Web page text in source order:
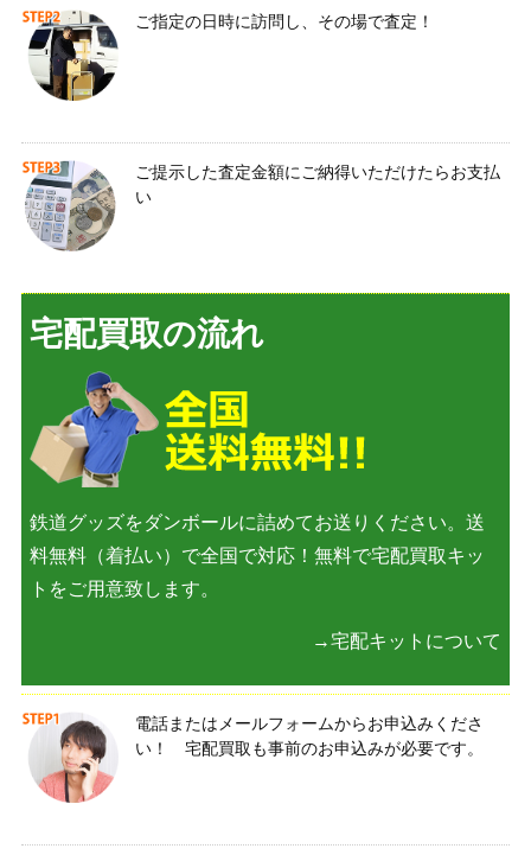
ご指定の日時に訪問し、その場で査定！
ご提示した査定金額にご納得いただけたらお支払
い
宅配買取の流れ
鉄道グッズをダンボールに詰めてお送りください。送
料無料（着払い）で全国で対応！無料で宅配買取キッ
トをご用意致します。
→宅配キットについて
電話またはメールフォームからお申込みくださ
い！ 宅配買取も事前のお申込みが必要です。